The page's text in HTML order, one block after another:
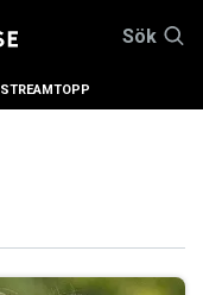
Sök
STREAMTOPP